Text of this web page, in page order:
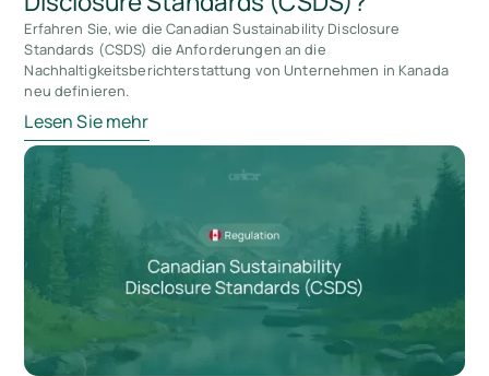
Erfahren Sie, wie die Canadian Sustainability Disclosure
Standards (CSDS) die Anforderungen an die
Nachhaltigkeitsberichterstattung von Unternehmen in Kanada
neu definieren.
Lesen Sie mehr